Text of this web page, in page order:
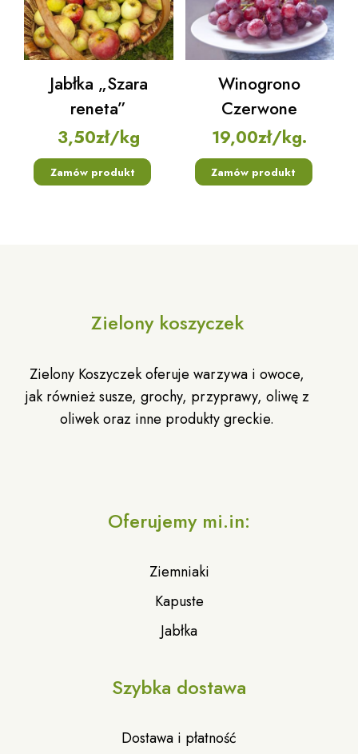
Jabłka „Szara
reneta”
3,50zł/kg
Zamów produkt
Winogrono
Czerwone
19,00zł/kg.
Zamów produkt
Zielony koszyczek
Zielony Koszyczek oferuje warzywa i owoce,
jak również susze, grochy, przyprawy, oliwę z
oliwek oraz inne produkty greckie.
Oferujemy mi.in:
Ziemniaki
Kapuste
Jabłka
Szybka dostawa
Dostawa i płatność